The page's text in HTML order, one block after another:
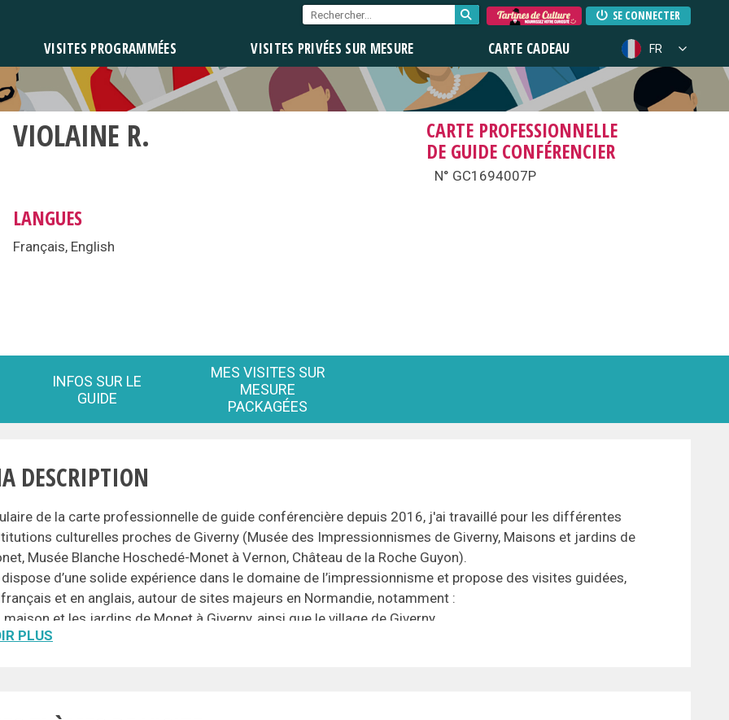
SE CONNECTER
VISITES PROGRAMMÉES VISITES PRIVÉES SUR MESURE CARTE CADEAU FR
VIOLAINE R. CARTE PROFESSIONNELLE
DE GUIDE CONFÉRENCIER
N° GC1694007P
LANGUES
Français, English
INFOS SUR LE
GUIDE
MES VISITES SUR
MESURE
PACKAGÉES
DESCRIPTION
de la carte professionnelle de guide conférencière depuis 2016, j'ai travaillé pour les différentes
culturelles proches de Giverny (Musée des Impressionnismes de Giverny, Maisons et jardins de
Musée Blanche Hoschedé-Monet à Vernon, Château de la Roche Guyon).
d’une solide expérience dans le domaine de l’impressionnisme et propose des visites guidées,
et en anglais, autour de sites majeurs en Normandie, notamment :
maison et les jardins de Monet à Giverny, ainsi que le village de Giverny
Musée des Impressionnismes Giverny (MDIG) et ses expositions temporaires
PLUS